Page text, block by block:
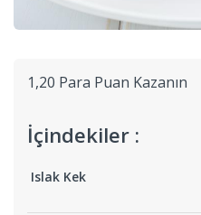
1,20 Para Puan Kazanın
İçindekiler :
Islak Kek